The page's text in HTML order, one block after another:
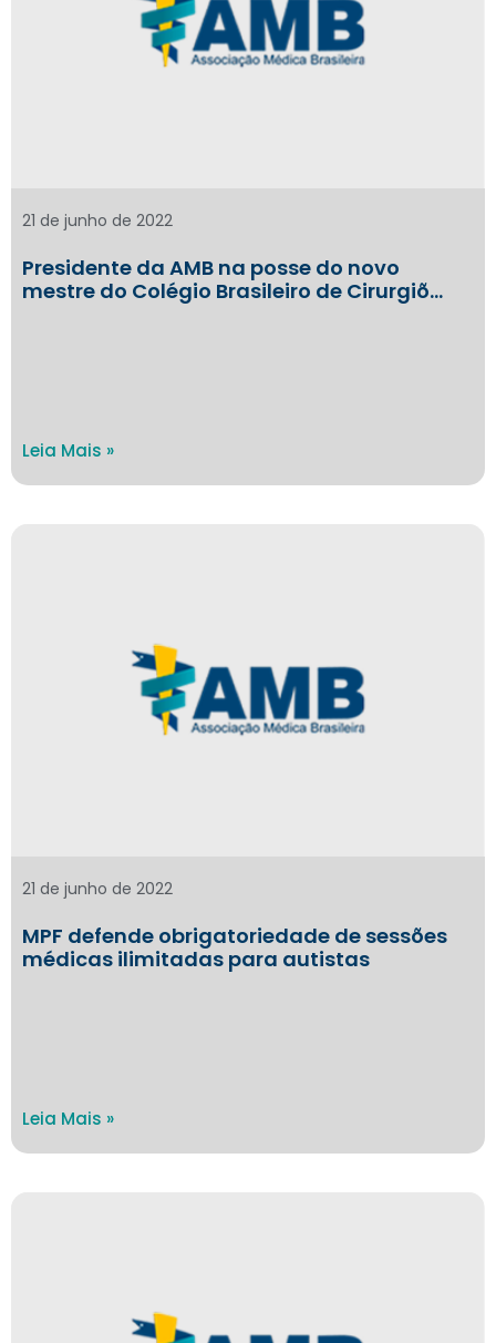
Presidente da AMB na posse do novo
mestre do Colégio Brasileiro de Cirurgiõ…
21 de junho de 2022
Leia Mais »
MPF defende obrigatoriedade de sessões
médicas ilimitadas para autistas
21 de junho de 2022
Leia Mais »